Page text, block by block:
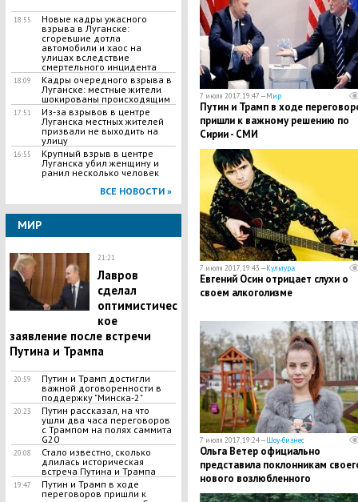
18:55
​Новые кадры ужасного
взрыва в Луганске:
сгоревшие дотла
автомобили и хаос на
улицах вследствие
смертельного инцидента
18:09
Кадры очередного взрыва в
Луганске: местные жители
шокированы происходящим
17:51
Из-за взрывов в центре
Луганска местных жителей
призвали не выходить на
улицу
16:55
​Крупный взрыв в центре
Луганска убил женщину и
ранил несколько человек
ВСЕ НОВОСТИ »
МИР
21:21
Лавров
сделал
оптимистичес
кое
заявление после встречи
Путина и Трампа
20:59
Путин и Трамп достигли
важной договоренности в
поддержку "Минска-2"
20:23
Путин рассказал, на что
ушли два часа переговоров
с Трампом на полях саммита
G20
20:08
Стало известно, сколько
длилась историческая
встреча Путина и Трампа
19:47
Путин и Трамп в ходе
переговоров пришли к
7 июля 2017, 19:47 —Мир
Путин и Трамп в ходе
пришли к важному решению по
Сирии - СМИ
7 июля 2017, 19:43 —Культура
Евгений Осин отрицает слухи о
своем алкоголизме
7 июля 2017, 19:24 —Шоу-бизнес
Ольга Ветер официально
представила поклонникам
нового возлюбленного